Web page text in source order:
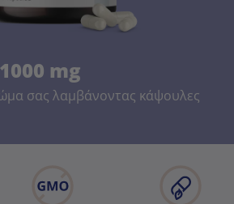
mg
σας λαμβάνοντας κάψουλες